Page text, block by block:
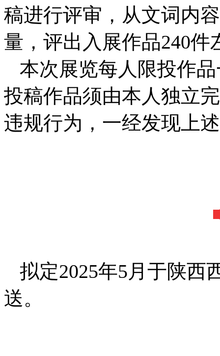
稿进行评审，从文词内
量，评出入展作品240件
本次展览每人限投作
投稿作品须由本人独立
违规行为，一经发现上
拟定2025年5月于陕西
送。